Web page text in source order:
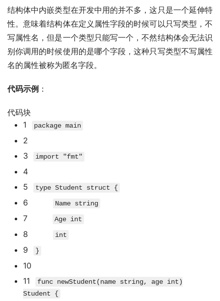
结构体中内嵌类型在开发中用的并不多，这只是一个延伸特
性。意味着结构体在定义属性字段的时候可以只写类型，不
写属性名，但是一个类型只能写一个，不然结构体会无法识
别你调用的时候使用的是哪个字段，这种只写类型不写属性
名的属性被称为匿名字段。
代码示例 ：
代码块
1
package main
2
3
import "fmt"
4
5
type Student struct {
6 Name string
7 Age int
8 int
9 }
10
11
func newStudent(name string, age int)
Student {